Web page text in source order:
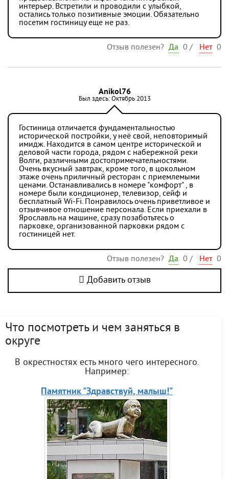
интерьер. Встретили и проводили с улыбкой,
остались только позитивные эмоции. Обязательно
посетим гостиницу еще не раз.
Отзыв полезен? Да 0 / Нет 0
Anikol76
Был здесь: Октябрь 2013
Гостиница отличается фундаментальностью
исторической постройки, у неё свой, неповторимый
имидж. Находится в самом центре исторической и
деловой части города, рядом с набережной реки
Волги, различными достопримечательностями.
Очень вкусный завтрак, кроме того, в цокольном
этаже очень приличный ресторан с приемлемыми
ценами. Останавливались в номере "комфорт" , в
номере были кондиционер, телевизор, сейф и
бесплатный Wi-Fi. Понравилось очень приветливое и
отзывчивое отношение персонала. Если приехали в
Ярославль на машине, сразу позаботьтесь о
парковке, организованной парковки рядом с
гостиницей нет.
Отзыв полезен? Да 0 / Нет 0
Добавить отзыв
Что посмотреть и чем заняться в
округе
В окрестностях есть много чего интересного.
Например:
Памятник "Здравствуй, малыш!"